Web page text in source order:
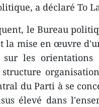
a déclaré To
le Bureau
la mise en œuvre
sur les
du Parti à se
élevé dans